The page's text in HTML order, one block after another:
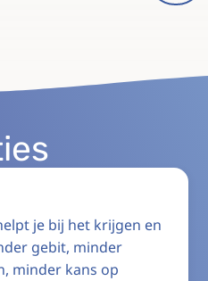
je bij het krijgen en
gebit, minder
minder kans op